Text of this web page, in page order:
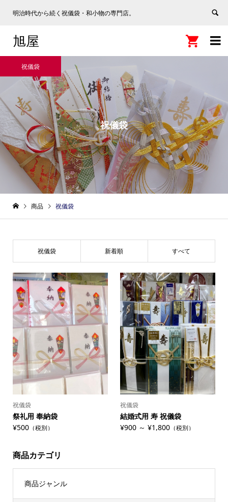
明治時代から続く祝儀袋・和小物の専門店。

旭屋 
祝儀袋
祝儀袋
商品 祝儀袋
祝儀袋 新着順 すべて
祝儀袋
祭礼用 奉納袋
¥500（税別）
祝儀袋
結婚式用 寿 祝儀袋
¥900 ～ ¥1,800 （税別）
商品カテゴリ
商品ジャンル